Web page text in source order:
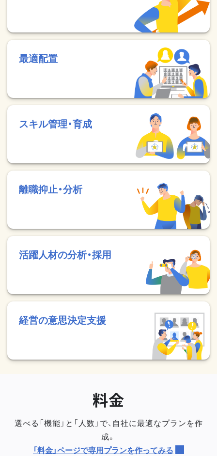
最適配置
スキル管理・育成
離職抑止・分析
活躍人材の分析・採用
経営の意思決定支援
料金
選べる「機能」と「人数」で、自社に最適なプランを作
成。
「料金」ページで専用プランを作ってみる